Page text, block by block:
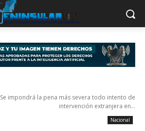
Se impondrá la pena más severa todo intento de
intervención extranjera en...
Nacional